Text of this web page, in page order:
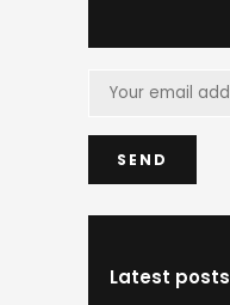
Latest posts